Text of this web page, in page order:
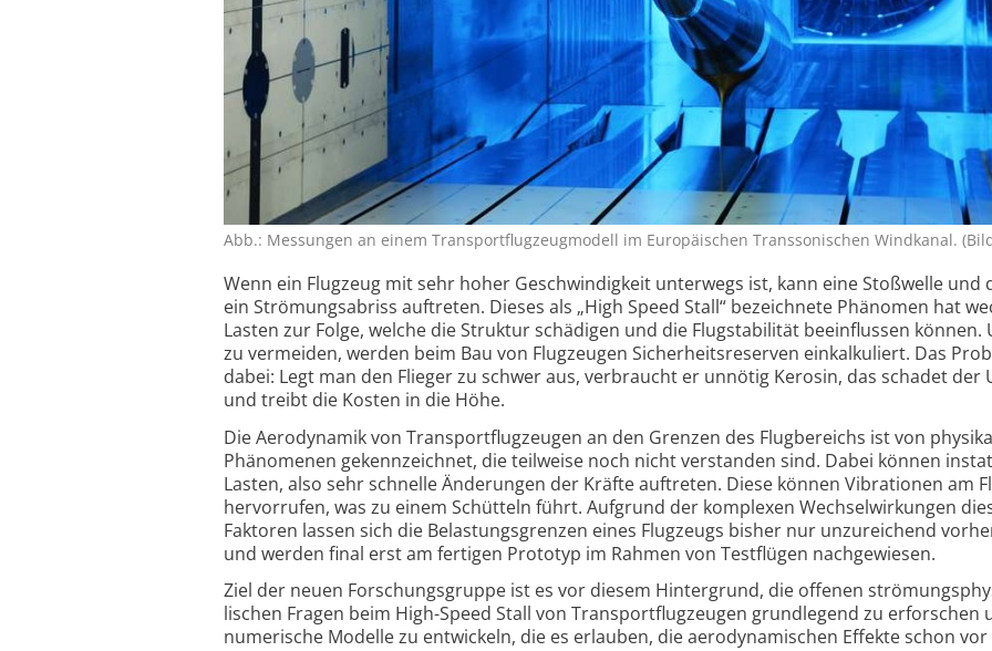
Abb.: Messungen an einem Transportflugzeugmodell im Europäischen Transsonischen Windkanal.
Wenn ein Flugzeug mit sehr hoher Geschwindigkeit unterwegs ist, kann eine Stoßwelle und
ein Strömungs­abriss auftreten. Dieses als „High Speed Stall“ bezeichnete Phänomen hat
Lasten zur Folge, welche die Struktur schädigen und die Flug­stabilität beeinflussen können.
zu vermeiden, werden beim Bau von Flug­zeugen Sicherheits­reserven ein­kalkuliert. Das
dabei: Legt man den Flieger zu schwer aus, verbraucht er unnötig Kerosin, das schadet der
und treibt die Kosten in die Höhe.
Die Aerodynamik von Transport­flugzeugen an den Grenzen des Flug­bereichs ist von
Phänomenen gekenn­zeichnet, die teilweise noch nicht verstanden sind. Dabei können
Lasten, also sehr schnelle Änderungen der Kräfte auftreten. Diese können Vibrationen am
hervorrufen, was zu einem Schütteln führt. Aufgrund der komplexen Wechsel­wirkungen
Faktoren lassen sich die Belastungs­grenzen eines Flugzeugs bisher nur unzureichend
und werden final erst am fertigen Prototyp im Rahmen von Testflügen nach­gewiesen.
Ziel der neuen Forschungsgruppe ist es vor diesem Hinter­grund, die offenen
lischen Fragen beim High-Speed Stall von Transport­flugzeugen grund­legend zu erforschen
numerische Modelle zu entwickeln, die es erlauben, die aero­dynamischen Effekte schon vor